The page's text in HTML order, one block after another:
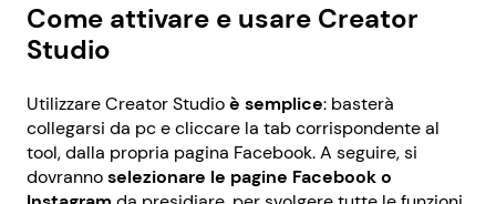
Come attivare e usare Creator
Studio
Utilizzare Creator Studioè semplice: basterà
collegarsi da pc e cliccare la tab corrispondente al
tool, dalla propria pagina Facebook. A seguire, si
dovrannoselezionare le pagine Facebook o